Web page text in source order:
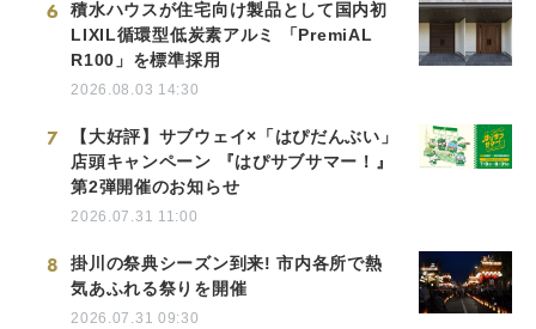
6
積水ハウスが住宅向け製品として国内初
LIXIL循環型低炭素アルミ 「PremiAL
R100」を標準採用
2026.08.03 14:30
7
【大好評】サブウェイ×「はぴだんぶい」
店頭キャンペーン 『はぴサブサマー！』
第2弾開催のお知らせ
2026.07.31 11:00
8
掛川の祭典シーズン到来! 市内各所で熱
気あふれる祭りを開催
2026.07.31 09:30